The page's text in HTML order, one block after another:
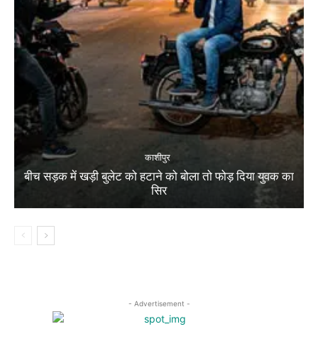
काशीपुर
बीच सड़क में खड़ी बुलेट को हटाने को बोला तो फोड़ दिया युवक का
सिर
- Advertisement -